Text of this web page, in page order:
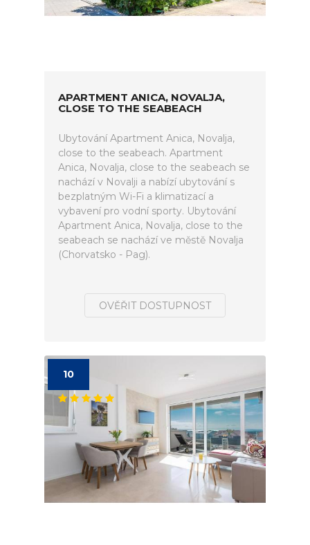
APARTMENT ANICA, NOVALJA,
CLOSE TO THE SEABEACH
Ubytování Apartment Anica, Novalja,
close to the seabeach. Apartment
Anica, Novalja, close to the seabeach se
nachází v Novalji a nabízí ubytování s
bezplatným Wi-Fi a klimatizací a
vybavení pro vodní sporty. Ubytování
Apartment Anica, Novalja, close to the
seabeach se nachází ve městě Novalja
(Chorvatsko - Pag).
OVĚŘIT DOSTUPNOST
10